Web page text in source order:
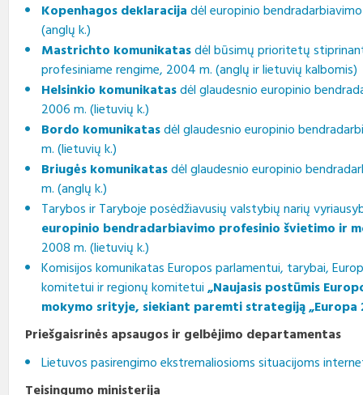
Kopenhagos deklaracijadėl europinio
(anglų k.)
Mastrichto komunikatasdėl būsimų prioritetų
profesiniame rengime, 2004 m. (anglų ir lietuvių kalbomis)
Helsinkio komunikatasdėl glaudesnio europinio
2006 m. (lietuvių k.)
Bordo komunikatasdėl glaudesnio europinio
m. (lietuvių k.)
Briugės komunikatasdėl glaudesnio europinio
m. (anglų k.)
Tarybos ir Taryboje posėdžiavusių valstybių narių
europinio bendradarbiavimo profesinio švietimo ir
2008 m. (lietuvių k.)
Komisijos komunikatas Europos parlamentui, tarybai,
komitetui ir regionų komitetui„Naujasis postūmis
mokymo srityje, siekiant paremti strategiją „Europa
Priešgaisrinės apsaugos ir gelbėjimo departamentas
Lietuvos pasirengimo ekstremaliosioms situacijoms